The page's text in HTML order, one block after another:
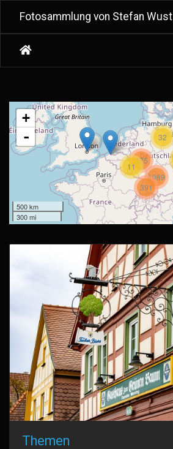
Fotosammlung von Stefan Wust
11
175
32
391
1089
+
-
500 km
300 mi
Themen